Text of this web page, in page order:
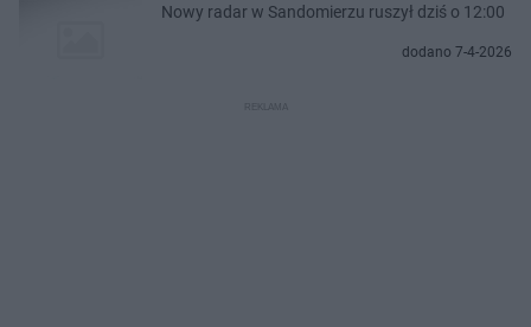
Nowy radar w Sandomierzu ruszył dziś o 12:00
dodano 7-4-2026